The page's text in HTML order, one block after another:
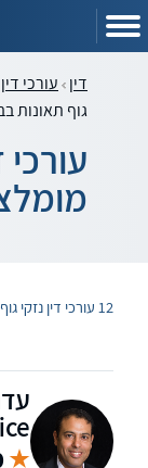
דין עורכי דין
גוף תאונות
עורכי
12 עורכי דין נזקי גוף תאונות בבית שמש